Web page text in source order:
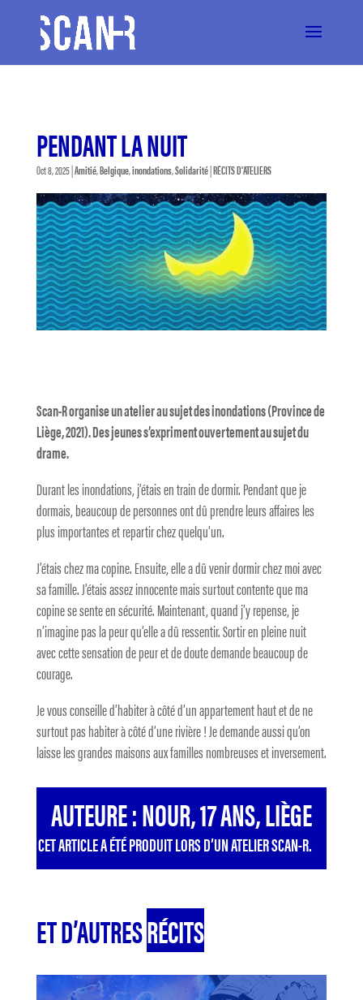
PENDANT LA NUIT
Oct 8, 2025|Amitié,Belgique,inondations,Solidarité|RÉCITS D'ATELIERS
Scan-R organise un atelier au sujet des inondations (Province de
Liège, 2021). Des jeunes s’expriment ouvertement au sujet du
drame.
Durant les inondations, j’étais en train de dormir. Pendant que je
dormais, beaucoup de personnes ont dû prendre leurs affaires les
plus importantes et repartir chez quelqu’un.
J’étais chez ma copine. Ensuite, elle a dû venir dormir chez moi avec
sa famille. J’étais assez innocente mais surtout contente que ma
copine se sente en sécurité. Maintenant, quand j’y repense, je
n’imagine pas la peur qu’elle a dû ressentir. Sortir en pleine nuit
avec cette sensation de peur et de doute demande beaucoup de
courage.
Je vous conseille d’habiter à côté d’un appartement haut et de ne
surtout pas habiter à côté d’une rivière ! Je demande aussi qu’on
laisse les grandes maisons aux familles nombreuses et inversement.
AUTEURE : NOUR, 17 ANS, LIÈGE
CET ARTICLE A ÉTÉ PRODUIT LORS D’UN ATELIER SCAN-R.
ET D’AUTRESRÉCITS